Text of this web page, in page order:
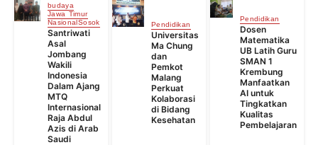
budaya
Jawa Timur
NasionalSosok
Santriwati
Asal
Jombang
Wakili
Indonesia
Dalam Ajang
MTQ
Internasional
Raja Abdul
Azis di Arab
Saudi
Pendidikan
Universitas
Ma Chung
dan
Pemkot
Malang
Perkuat
Kolaborasi
di Bidang
Kesehatan
Pendidikan
Dosen
Matematika
UB Latih Guru
SMAN 1
Krembung
Manfaatkan
AI untuk
Tingkatkan
Kualitas
Pembelajaran